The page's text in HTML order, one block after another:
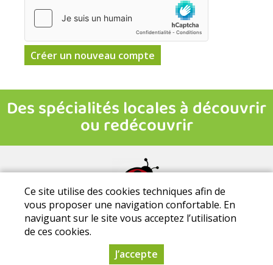
Mentions légales | Conditions Générales de Ventes|Protection
des données personnelles
La Ti'bio d'Aire - Parc de la Thibaudière - 37120 Courcoué - Tél. :
Ce site utilise des cookies techniques afin de
vous proposer une navigation confortable. En
naviguant sur le site vous acceptez l’utilisation
de ces cookies.
J’accepte